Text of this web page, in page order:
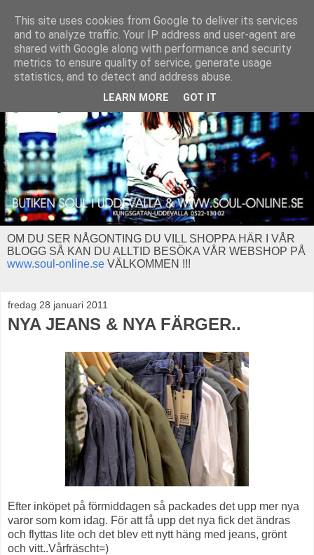
OM DU SER NÅGONTING DU VILL SHOPPA HÄR I VÅR
BLOGG SÅ KAN DU ALLTID BESÖKA VÅR WEBSHOP PÅ
www.soul-online.se VÄLKOMMEN !!!
fredag 28 januari 2011
NYA JEANS & NYA FÄRGER..
Efter inköpet på förmiddagen så packades det upp mer nya
varor som kom idag. För att få upp det nya fick det ändras
och flyttas lite och det blev ett nytt häng med jeans, grönt
och vitt..Vårfräscht=)
This site uses cookies from Google to deliver its services
and to analyze traffic. Your IP address and user-agent are
shared with Google along with performance and security
metrics to ensure quality of service, generate usage
statistics, and to detect and address abuse.
LEARN MORE GOT IT